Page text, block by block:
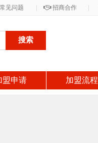
见问题 招商合作
搜索
盟申请 加盟流程